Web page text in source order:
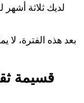
لديك ثلاثة
بعد هذه الفترة، لا
قسيمة